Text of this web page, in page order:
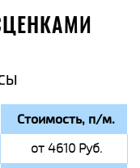
Стоимость, п/м.
от 4610 Руб.